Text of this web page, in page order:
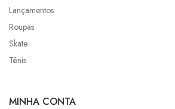
Lançamentos
Roupas
Skate
Tênis
MINHA CONTA